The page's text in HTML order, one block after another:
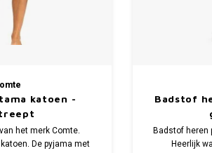
katoen -
het merk Comte.
De pyjama met
Badstof
Badstof heren
Heerlijk